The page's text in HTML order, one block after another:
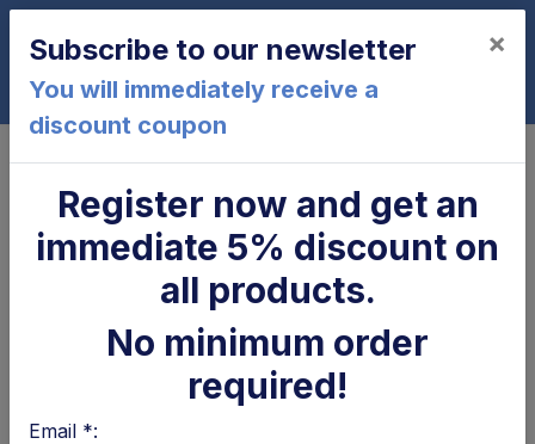
0
BZX200-135
Subscribe to our newsletter
You will immediately receive a
discount coupon
×
Register now and get an
immediate 5% discount on
all products.
No minimum order
required!
Email *: